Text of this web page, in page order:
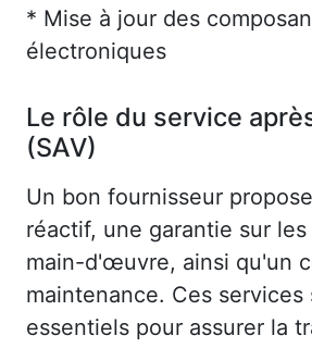
* Mise à jour des
électroniques
Le rôle du service
(SAV)
Un bon fournisseur
réactif, une garantie sur
main-d'œuvre, ainsi qu'un
maintenance. Ces services
essentiels pour assurer la